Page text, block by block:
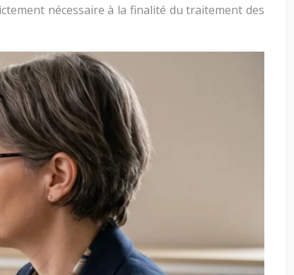
nécessaire à la finalité du traitement des